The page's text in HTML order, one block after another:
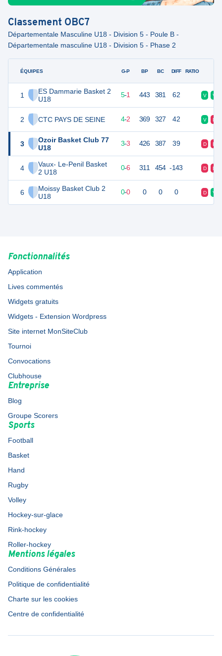
Classement OBC7
Départementale Masculine U18 - Division 5 - Poule B -
Départementale masculine U18 - Division 5 - Phase 2
ÉQUIPES
1
ES Dammarie Basket 2
U18
2 CTC PAYS DE SEINE
3
Ozoir Basket Club 77
U18
4
Vaux- Le-Penil Basket
2 U18
6
Moissy Basket Club 2
U18
G-P BP BC DIFF RATIO
11 6 5-1 443 381 62 V V
10 6 4-2 369 327 42 V D
9 6 3-3 426 387 39 D D
6 6 0-6 311 454 -143 D D
0 0 0-0 0 0 0 D V
Fonctionnalités
Application
Lives commentés
Widgets gratuits
Widgets - Extension Wordpress
Site internet MonSiteClub
Tournoi
Convocations
Clubhouse
Entreprise
Blog
Groupe Scorers
Sports
Football
Basket
Hand
Rugby
Volley
Hockey-sur-glace
Rink-hockey
Roller-hockey
Mentions légales
Conditions Générales
Politique de confidentialité
Charte sur les cookies
Centre de confidentialité